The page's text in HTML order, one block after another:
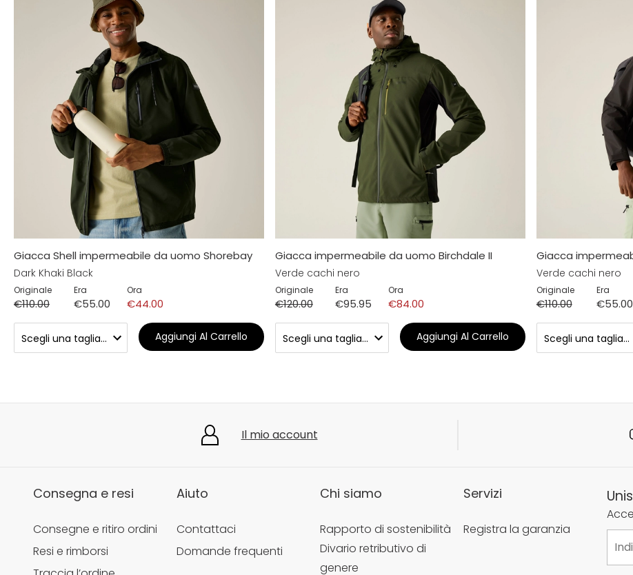
Giacca Shell impermeabile da uomo Shorebay
Dark Khaki Black
Originale
€110.00
Era
€55.00
Ora
€44.00
Aggiungi Al Carrello
Giacca impermeabile da uomo Birchdale II
Verde cachi nero
Originale
€120.00
Era
€95.95
Ora
€84.00
Aggiungi Al Carrello
Giacca
Verde cachi nero
Originale
€110.00
Era
€55.00
Il mio account
Consegna e resi
Consegne e ritiro ordini
Resi e rimborsi
Aiuto
Contattaci
Domande frequenti
Chi siamo
Rapporto di sostenibilità
Divario retributivo di
genere
Servizi
Registra la garanzia